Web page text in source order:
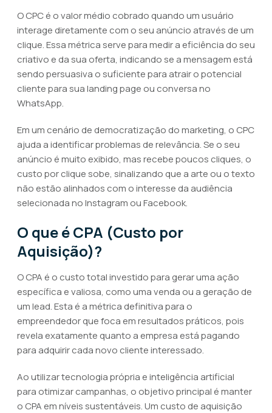
O CPC é o valor médio cobrado quando um usuário
interage diretamente com o seu anúncio através de um
clique. Essa métrica serve para medir a eficiência do seu
criativo e da sua oferta, indicando se a mensagem está
sendo persuasiva o suficiente para atrair o potencial
cliente para sua landing page ou conversa no
WhatsApp.
Em um cenário de democratização do marketing, o CPC
ajuda a identificar problemas de relevância. Se o seu
anúncio é muito exibido, mas recebe poucos cliques, o
custo por clique sobe, sinalizando que a arte ou o texto
não estão alinhados com o interesse da audiência
selecionada no Instagram ou Facebook.
O que é CPA (Custo por
Aquisição)?
O CPA é o custo total investido para gerar uma ação
específica e valiosa, como uma venda ou a geração de
um lead. Esta é a métrica definitiva para o
empreendedor que foca em resultados práticos, pois
revela exatamente quanto a empresa está pagando
para adquirir cada novo cliente interessado.
Ao utilizar tecnologia própria e inteligência artificial
para otimizar campanhas, o objetivo principal é manter
o CPA em níveis sustentáveis. Um custo de aquisição